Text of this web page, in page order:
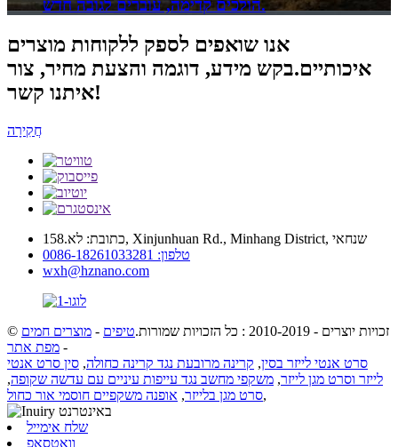
הולכים קדימה, עוברים לגובה חדש.
אנו שואפים לספק ללקוחות מוצרים
איכותיים.בקש מידע, דוגמה והצעת מחיר, צור
איתנו קשר!
חֲקִירָה
כתובת: לא.158, Xinjunhuan Rd., Minhang District, שנחאי
טלפון: 0086-18261033281
wxh@hznano.com
© זכויות יוצרים - 2010-2019 : כל הזכויות שמורות. טיפים - מוצרים חמים
- מפת אתר
סרט אנטי לייזר בסין, קרינה מרובעת נגד קרינה כחולה, סין סרט אנטי
לייזר וסרט מגן לייזר, משקפי מחשב נגד עייפות עיניים עם עדשה שקופה,
סרט מגן בלייזר, אופנה משקפיים חוסמי אור כחול ,
שלח אימייל
וואטסאפ